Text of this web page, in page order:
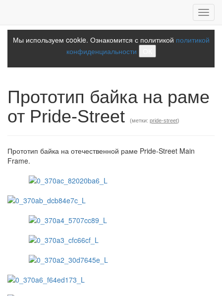
Мы используем cookie. Ознакомится с политикой политикой
конфиденциальности
Прототип байка на раме
от Pride-Street
(метки: pride-street)
Прототип байка на отечественной раме Pride-Street Main
Frame.